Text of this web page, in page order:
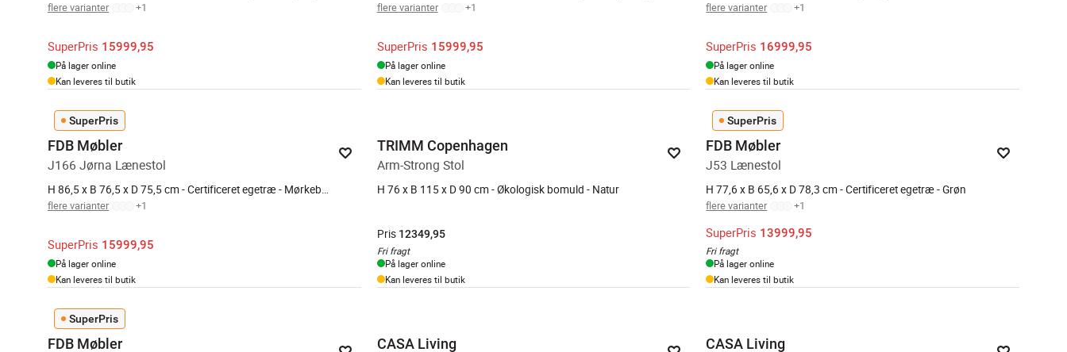
flere varianter +1
SuperPris 15999,95
På lager online
Kan leveres til butik
flere varianter +1
SuperPris 15999,95
På lager online
Kan leveres til butik
flere varianter +1
SuperPris 16999,95
På lager online
Kan leveres til butik
SuperPris
FDB Møbler
J166 Jørna Lænestol
H 86,5 x B 76,5 x D 75,5 cm - Certificeret egetræ - Mørkeblå/natur
flere varianter +1
SuperPris 15999,95
På lager online
Kan leveres til butik
TRIMM Copenhagen
Arm-Strong Stol
H 76 x B 115 x D 90 cm - Økologisk bomuld - Natur
Pris 12349,95
Fri fragt
På lager online
Kan leveres til butik
SuperPris
FDB Møbler
J53 Lænestol
H 77,6 x B 65,6 x D 78,3 cm - Certificeret egetræ - Grøn
flere varianter +1
SuperPris 13999,95
Fri fragt
På lager online
Kan leveres til butik
SuperPris
FDB Møbler CASA Living CASA Living